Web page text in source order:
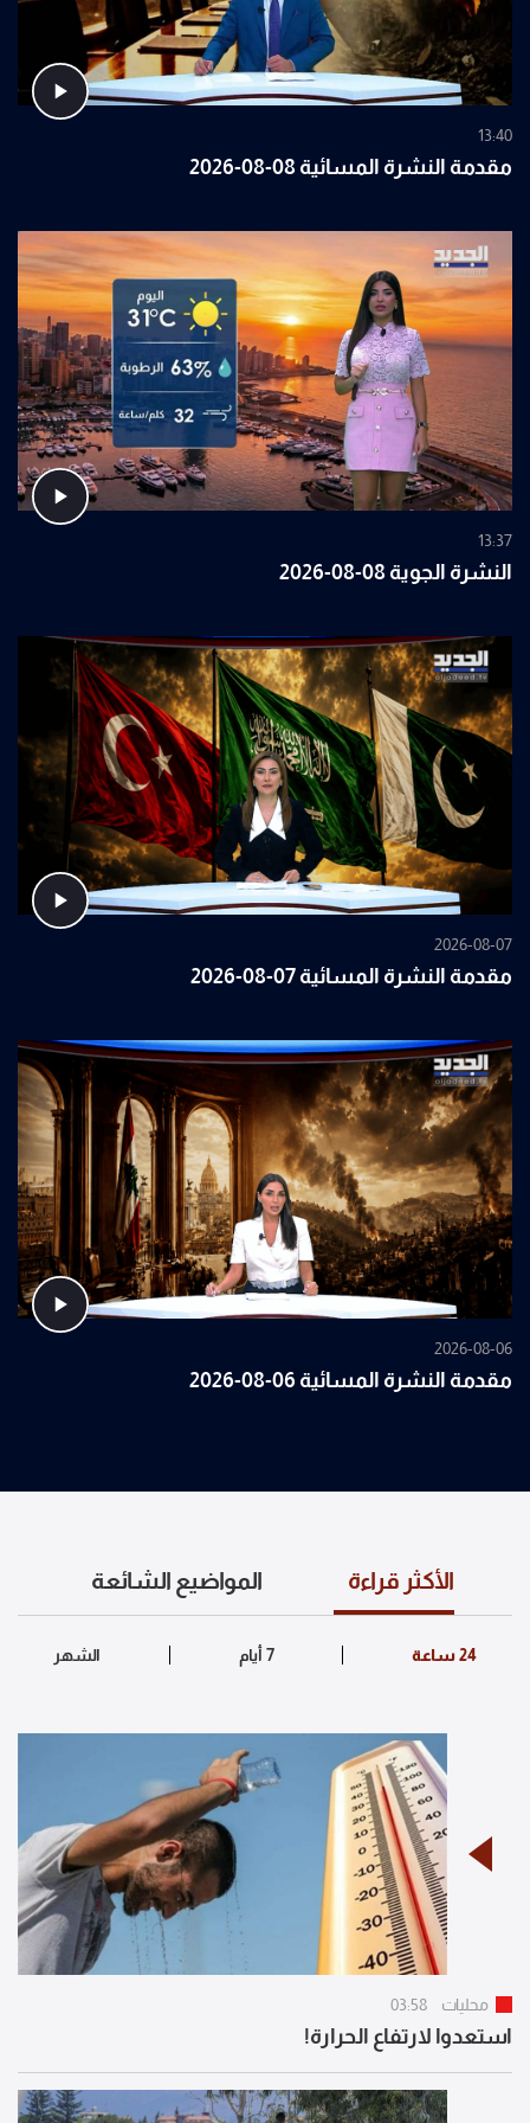
13:40
مقدمة النشرة المسائية 08-08-2026
13:37
النشرة الجوية 08-08-2026
2026-08-07
مقدمة النشرة المسائية 07-08-2026
2026-08-06
مقدمة النشرة المسائية 06-08-2026
الأكثر قراءة المواضيع الشائعة
محليات 03:58
استعدوا لارتفاع الحرارة!